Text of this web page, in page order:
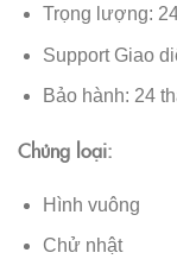
Trọng lượng:
Support Giao
Bảo hành: 24
Chủng loại:
Hình vuông
Chử nhật